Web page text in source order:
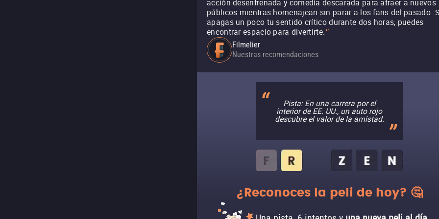
acción desenfrenada y comedia descarada para atraer a nuevos
públicos mientras homenajean sin parar a los fans del pasado.
apagas un poco tu sentido crítico durante dos horas, puedes
encontrar espacio para divertirte."
Filmelier
Nuestras recomendaciones
Pista: En una carrera por el
interior de EE. UU., un auto rojo
descubre el valor de la amistad.
¿Reconoces la peli de hoy? 🤔